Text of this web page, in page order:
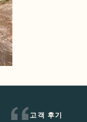
고객 후기